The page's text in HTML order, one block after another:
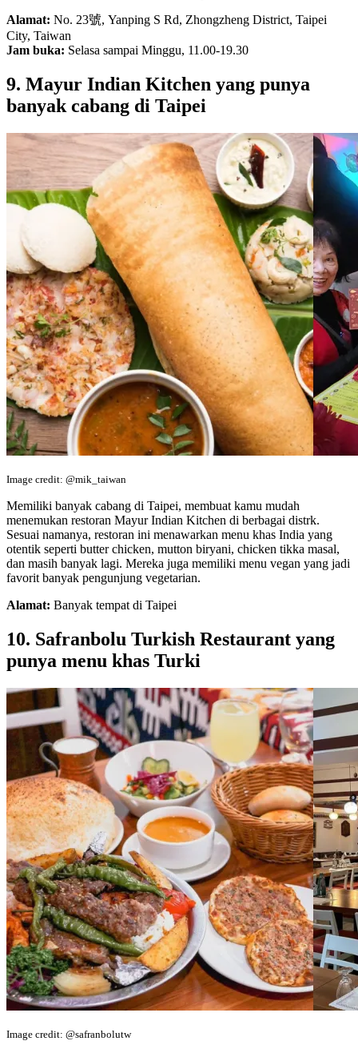
Alamat: No. 23號, Yanping S Rd, Zhongzheng District, Taipei
City, Taiwan
Jam buka: Selasa sampai Minggu, 11.00-19.30
9. Mayur Indian Kitchen yang punya
banyak cabang di Taipei
Image credit: @mik_taiwan
Memiliki banyak cabang di Taipei, membuat kamu mudah
menemukan restoran Mayur Indian Kitchen di berbagai distrk.
Sesuai namanya, restoran ini menawarkan menu khas India yang
otentik seperti butter chicken, mutton biryani, chicken tikka masal,
dan masih banyak lagi. Mereka juga memiliki menu vegan yang jadi
favorit banyak pengunjung vegetarian.
Alamat: Banyak tempat di Taipei
10. Safranbolu Turkish Restaurant yang
punya menu khas Turki
Image credit: @safranbolutw